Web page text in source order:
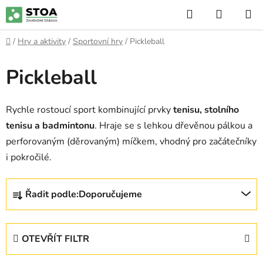
Přejít
na
obsah
Hledat
KOŠÍK
Domů
/ Hry a aktivity / Sportovní hry / Pickleball
Pickleball
Rychle rostoucí sport kombinující prvkytenisu, stolního
tenisu a badmintonu. Hraje se s lehkou dřevěnou pálkou a
perforovaným (děrovaným) míčkem, vhodný pro začátečníky
i pokročilé.
Ř
z
Řadit podle:Doporučujeme
OTEVŘÍT FILTR